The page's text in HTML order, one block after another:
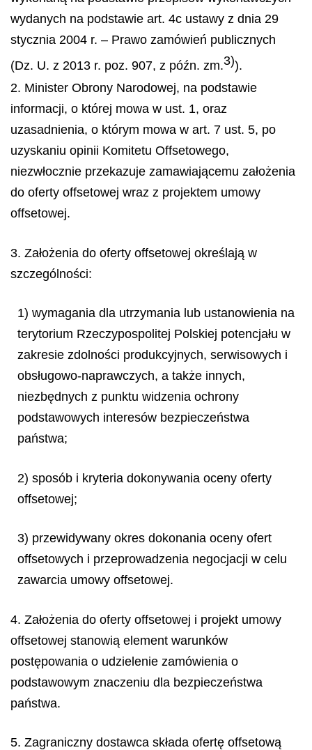
wydanych na podstawie art. 4c ustawy z dnia 29
stycznia 2004 r. – Prawo zamówień publicznych
(Dz. U. z 2013 r. poz. 907, z późn. zm.3)).
2. Minister Obrony Narodowej, na podstawie
informacji, o której mowa w ust. 1, oraz
uzasadnienia, o którym mowa w art. 7 ust. 5, po
uzyskaniu opinii Komitetu Offsetowego,
niezwłocznie przekazuje zamawiającemu założenia
do oferty offsetowej wraz z projektem umowy
offsetowej.
3. Założenia do oferty offsetowej określają w
szczególności:
1) wymagania dla utrzymania lub ustanowienia na
terytorium Rzeczypospolitej Polskiej potencjału w
zakresie zdolności produkcyjnych, serwisowych i
obsługowo-naprawczych, a także innych,
niezbędnych z punktu widzenia ochrony
podstawowych interesów bezpieczeństwa
państwa;
2) sposób i kryteria dokonywania oceny oferty
offsetowej;
3) przewidywany okres dokonania oceny ofert
offsetowych i przeprowadzenia negocjacji w celu
zawarcia umowy offsetowej.
4. Założenia do oferty offsetowej i projekt umowy
offsetowej stanowią element warunków
postępowania o udzielenie zamówienia o
podstawowym znaczeniu dla bezpieczeństwa
państwa.
5. Zagraniczny dostawca składa ofertę offsetową